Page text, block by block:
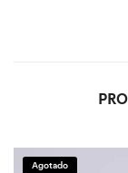
Agotado